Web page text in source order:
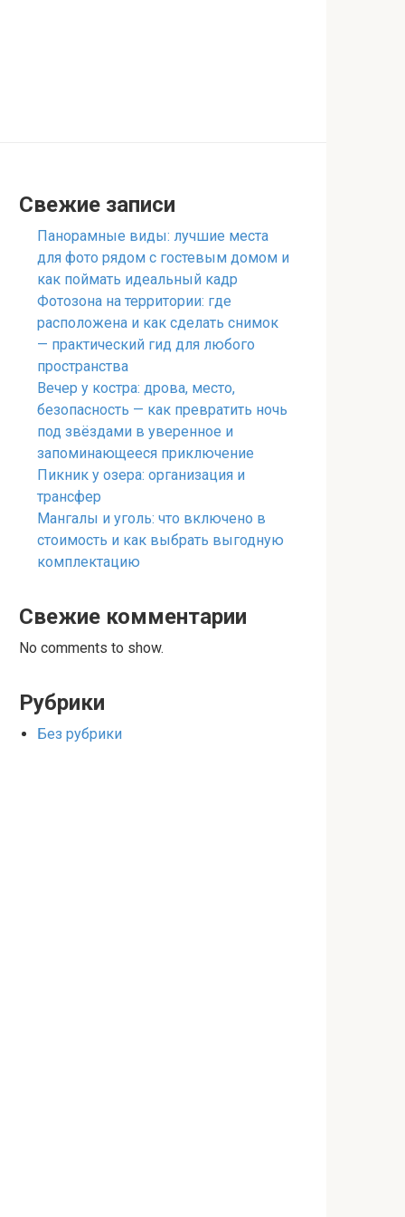
Свежие записи
Панорамные виды: лучшие места
для фото рядом с гостевым домом и
как поймать идеальный кадр
Фотозона на территории: где
расположена и как сделать снимок
— практический гид для любого
пространства
Вечер у костра: дрова, место,
безопасность — как превратить ночь
под звёздами в уверенное и
запоминающееся приключение
Пикник у озера: организация и
трансфер
Мангалы и уголь: что включено в
стоимость и как выбрать выгодную
комплектацию
Свежие комментарии
No comments to show.
Рубрики
Без рубрики